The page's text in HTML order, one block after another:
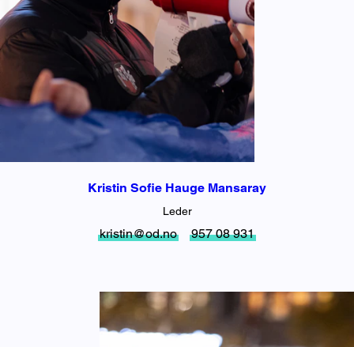
Kristin Sofie Hauge Mansaray
Leder
kristin@od.no 957 08 931